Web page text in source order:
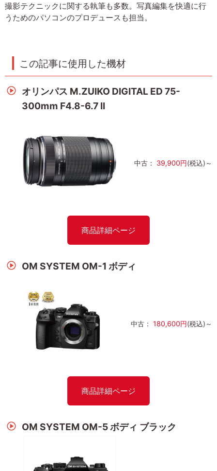
撮影テクニックに関する執筆も多数。写真編集を快適に行
うためのパソコンのプロデュースも担当。
この記事に使用した機材
オリンパス M.ZUIKO DIGITAL ED 75-
300mm F4.8-6.7 II
中古： 39,900円(税込)～
商品詳細ページ
OM SYSTEM OM-1 ボディ
中古： 180,600円(税込)～
商品詳細ページ
OM SYSTEM OM-5 ボディ ブラック